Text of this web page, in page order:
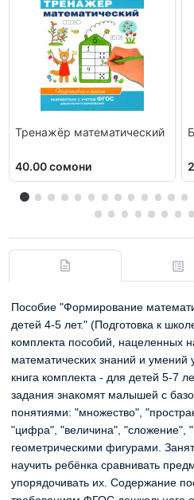
Тренажёр математический
40.00 сомони
Пособие "Формирование
детей 4-5 лет." (Подготовка к
комплекта пособий, нацеленных
математических знаний и умений
книга комплекта - для детей 5-7
задания знакомят малышей с
понятиями: "множество",
"цифра", "величина", "сложение",
геометрическими фигурами.
научить ребёнка сравнивать
упорядочивать их. Содержание